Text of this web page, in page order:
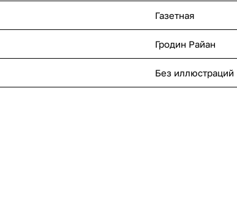
Газетная
Гродин Райан
Без иллюстраций